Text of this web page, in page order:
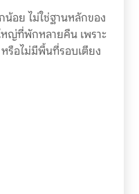
น้อย ไม่ใช่ฐานหลักของ
หญ่ที่พักหลายคืน เพราะ
รือไม่มีพื้นที่รอบเตียง